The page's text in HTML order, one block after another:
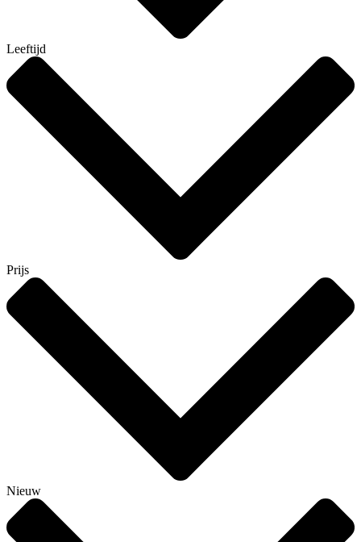
Leeftijd
Prijs
Nieuw